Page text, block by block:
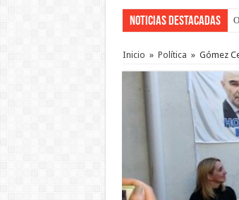
Noticias Destacadas
Inicio » Política » Gómez